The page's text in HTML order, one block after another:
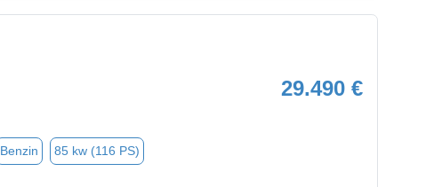
29.490 €
Benzin 85 kw (116 PS)